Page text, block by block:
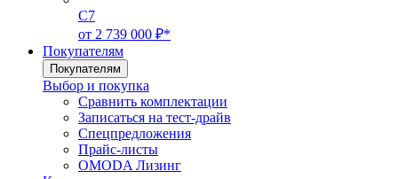
C7
от 2 739 000 ₽*
Покупателям
Покупателям
Выбор и покупка
Сравнить комплектации
Записаться на тест-драйв
Cпецпредложения
Прайс-листы
OMODA Лизинг